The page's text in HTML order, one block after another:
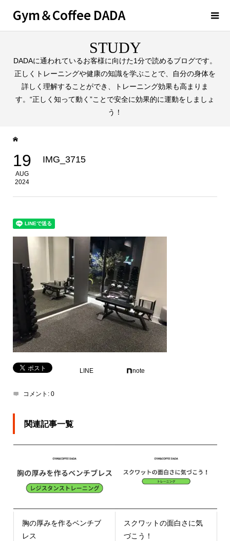
Gym＆Coffee DADA
STUDY
DADAに通われているお客様に向けた1分で読めるブログです。
正しくトレーニングや健康の知識を学ぶことで、自分の身体を
詳しく理解することができ、トレーニング効果も高まりま
す。“正しく知って動く”ことで安全に効果的に運動をしましょ
う！
19
AUG
2024
IMG_3715
LINE note
コメント: 0
関連記事一覧
胸の厚みを作るベンチブ
レス
スクワットの面白さに気
づこう！